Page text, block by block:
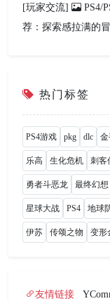
[玩家交流]
PS4/
荐：探索感拉满的
热门标签
PS4游戏 pkg dlc
乐高 生化危机 刺客
勇者斗恶龙 最终幻想
星球大战 PS4 地球
伊苏 传颂之物 变形
友情链接